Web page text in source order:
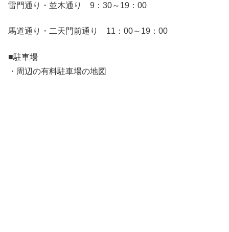
雷門通り・並木通り 9：30～19：00
馬道通り・二天門前通り 11：00～19：00
■駐車場
・周辺の有料駐車場の地図